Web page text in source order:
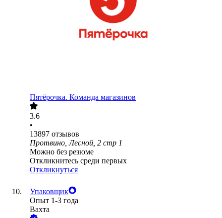
Пятёрочка. Команда магазинов
3.6
•
13897 отзывов
Протвино, Лесной, 2 стр 1
Можно без резюме
Откликнитесь среди первых
Откликнуться
Упаковщик
Опыт 1-3 года
Вахта